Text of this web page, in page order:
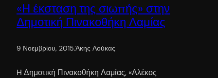
«Η έκσταση της σιωπής» στην
Δημοτική Πινακοθήκη Λαμίας
9 Νοεμβρίου, 2015.Άκης Λούκας
H Δημοτική Πινακοθήκη Λαμίας, «Αλέκος